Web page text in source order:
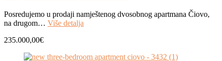
Posredujemo u prodaji namještenog dvosobnog apartmana Čiovo,
na drugom… Više detalja
235.000,00€